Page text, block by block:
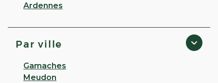
Ardennes
Par ville
Gamaches
Meudon